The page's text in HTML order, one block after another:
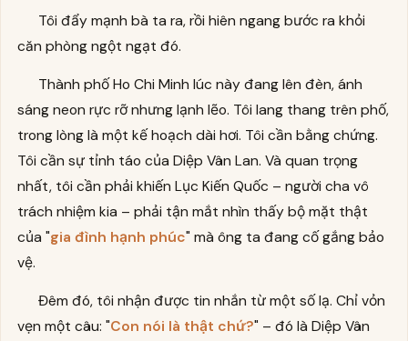
Tôi đẩy mạnh bà ta ra, rồi hiên ngang bước ra khỏi
căn phòng ngột ngạt đó.
Thành phố Ho Chi Minh lúc này đang lên đèn, ánh
sáng neon rực rỡ nhưng lạnh lẽo. Tôi lang thang trên phố,
trong lòng là một kế hoạch dài hơi. Tôi cần bằng chứng.
Tôi cần sự tỉnh táo của Diệp Vân Lan. Và quan trọng
nhất, tôi cần phải khiến Lục Kiến Quốc – người cha vô
trách nhiệm kia – phải tận mắt nhìn thấy bộ mặt thật
của "gia đình hạnh phúc" mà ông ta đang cố gắng bảo
vệ.
Đêm đó, tôi nhận được tin nhắn từ một số lạ. Chỉ vỏn
vẹn một câu: "Con nói là thật chứ?" – đó là Diệp Vân